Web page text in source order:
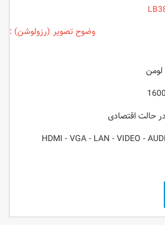
وضوح تصویر (رزولوشن) :